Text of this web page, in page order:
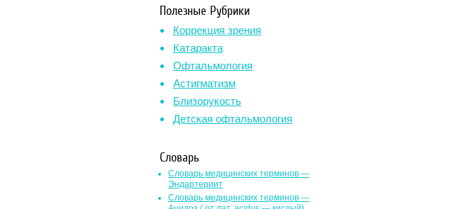
Полезные Рубрики
Коррекция зрения
Катаракта
Офтальмология
Астигматизм
Близорукость
Детская офтальмология
Словарь
Словарь медицинских терминов —
Эндартериит
Словарь медицинских терминов —